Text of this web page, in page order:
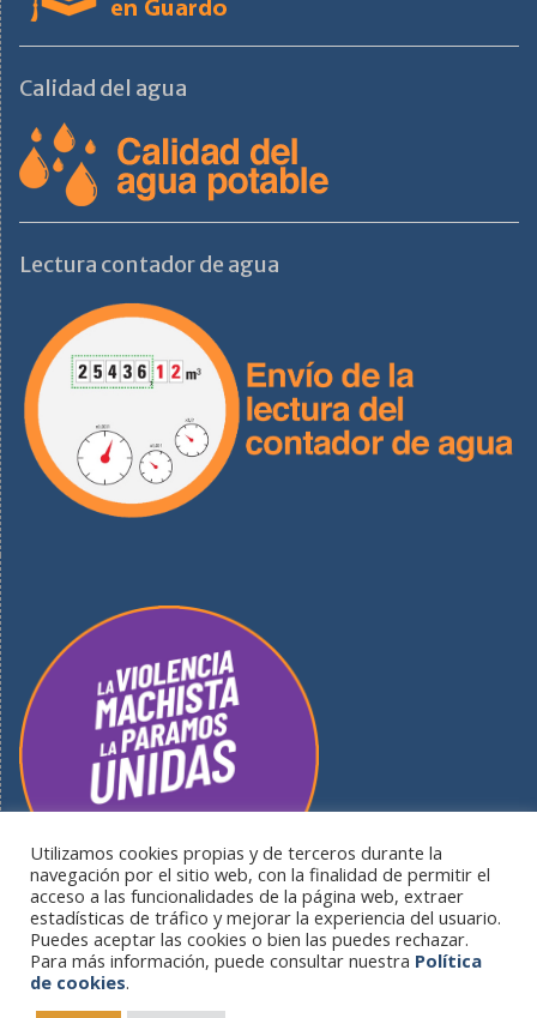
Calidad del agua
Lectura contador de agua
Utilizamos cookies propias y de terceros durante la
navegación por el sitio web, con la finalidad de permitir el
acceso a las funcionalidades de la página web, extraer
estadísticas de tráfico y mejorar la experiencia del usuario.
Puedes aceptar las cookies o bien las puedes rechazar.
Para más información, puede consultar nuestra Política
de cookies.